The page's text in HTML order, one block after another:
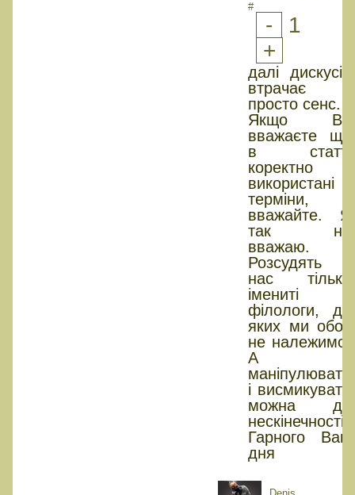
#
-
1
+
далі дискусія
втрачає
просто сенс.
Якщо Ви
вважаєте що
в статті
коректно
використані
терміни,
вважайте. Я
так не
вважаю.
Розсудять
нас тільки
імениті
філологи, до
яких ми обоє
не належимо.
А
маніпулювати
і висмикувати
можна до
нескінечності.
Гарного Вам
дня